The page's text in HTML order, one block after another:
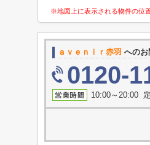
※地図上に表示される物件の位
ａｖｅｎｉｒ赤羽 への
0120-
10:00～20:00